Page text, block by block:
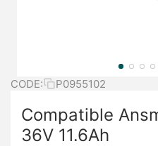
CODE: P0955102
Compatible
36V 11.6Ah